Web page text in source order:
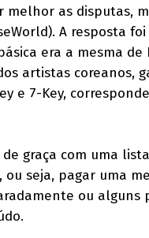
melhor as disputas,
A resposta foi
era a mesma
artistas coreanos,
e 7-Key,
graça com uma
ou seja, pagar uma
ou alguns